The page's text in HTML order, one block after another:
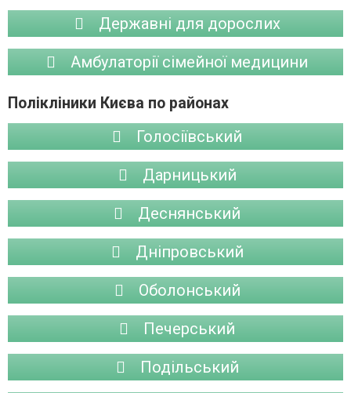
Державні для дорослих
Амбулаторії сімейної медицини
Полікліники Києва по районах
Голосіївський
Дарницький
Деснянський
Дніпровський
Оболонський
Печерський
Подільський